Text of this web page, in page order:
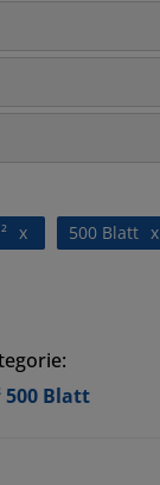
x x
500 Blatt
500 Blatt